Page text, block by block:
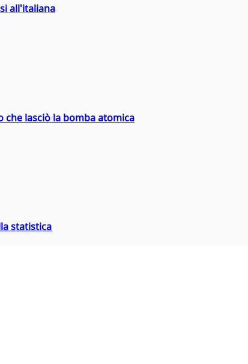
all'italiana
che lasciò la bomba atomica
statistica